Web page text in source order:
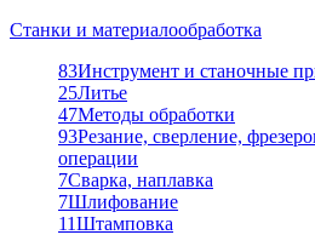
Станки и материалообработка
83Инструмент и станочные
25Литье
47Методы обработки
93Резание, сверление,
операции
7Сварка, наплавка
7Шлифование
11Штамповка